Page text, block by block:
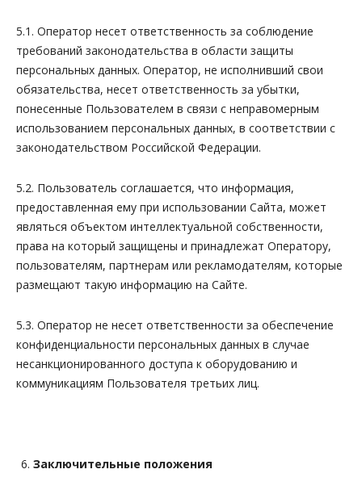
5.1. Оператор несет ответственность за соблюдение
требований законодательства в области защиты
персональных данных. Оператор, не исполнивший свои
обязательства, несет ответственность за убытки,
понесенные Пользователем в связи с неправомерным
использованием персональных данных, в соответствии с
законодательством Российской Федерации.
5.2. Пользователь соглашается, что информация,
предоставленная ему при использовании Сайта, может
являться объектом интеллектуальной собственности,
права на который защищены и принадлежат Оператору,
пользователям, партнерам или рекламодателям, которые
размещают такую информацию на Сайте.
5.3. Оператор не несет ответственности за обеспечение
конфиденциальности персональных данных в случае
несанкционированного доступа к оборудованию и
коммуникациям Пользователя третьих лиц.
Заключительные положения